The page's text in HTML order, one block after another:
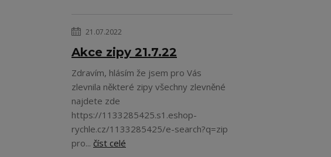
21.07.2022
Akce zipy 21.7.22
Zdravím, hlásím že jsem pro Vás
zlevnila některé zipy všechny zlevněné
najdete zde
https://1133285425.s1.eshop-
rychle.cz/1133285425/e-search?q=zip
pro... číst celé